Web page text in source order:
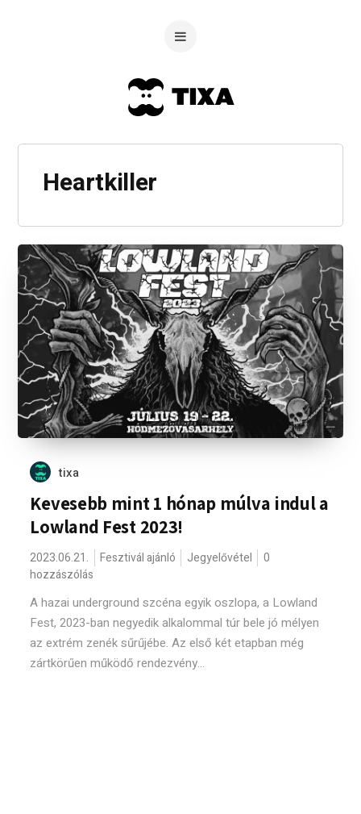
Heartkiller
tixa
Kevesebb mint 1 hónap múlva indul a
Lowland Fest 2023!
2023.06.21. Fesztivál ajánló Jegyelővétel
0
hozzászólás
A hazai underground szcéna egyik oszlopa, a Lowland
Fest, 2023-ban negyedik alkalommal túr bele jó mélyen
az extrém zenék sűrűjébe. Az első két etapban még
zártkörűen működő rendezvény...